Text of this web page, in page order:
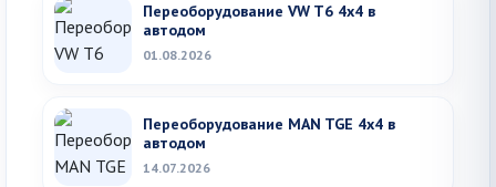
Переоборудование VW T6 4x4 в
автодом
01.08.2026
Переоборудование MAN TGE 4х4 в
автодом
14.07.2026